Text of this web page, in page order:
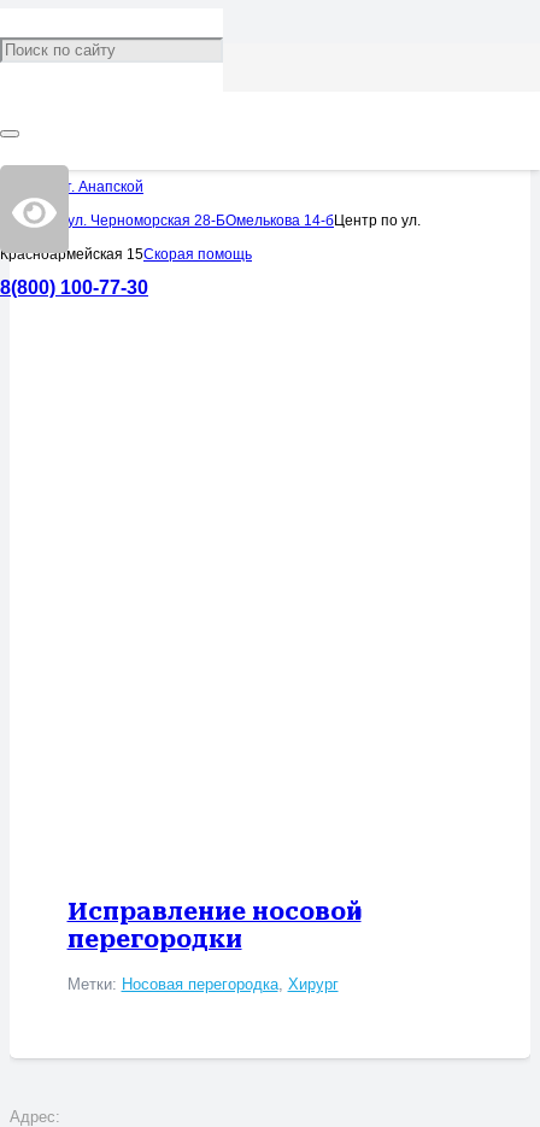
Центр в ст. Анапской
Центр по ул. Черноморская 28-БОмелькова 14-бЦентр по ул.
Красноармейская 15Скорая помощь
8(800) 100-77-30
Носовая перегородка
УСЛУГИ
Исправление носовой
перегородки
Метки: Носовая перегородка, Хирург
Адрес: